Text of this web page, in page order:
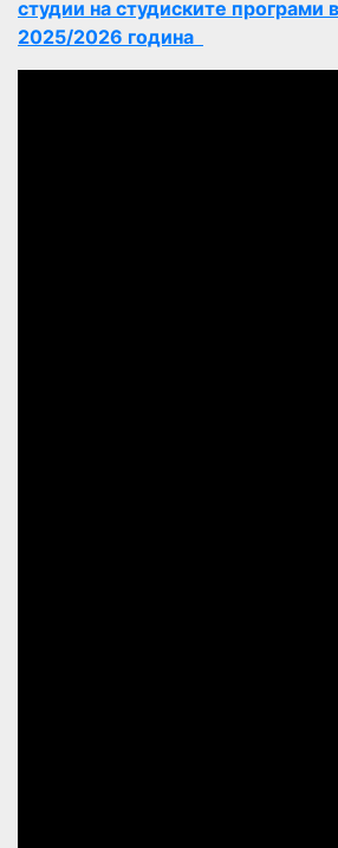
студии на студиските програми
2025/2026 година